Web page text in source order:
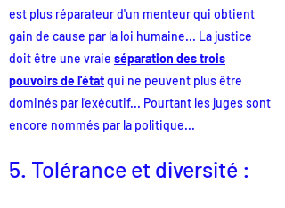
est plus réparateur d'un menteur qui obtient
gain de cause par la loi humaine... La justice
doit être une vraie séparation des trois
pouvoirs de l'étatqui ne peuvent plus être
dominés par l’exécutif... Pourtant les juges sont
encore nommés par la politique...
5. Tolérance et diversité :